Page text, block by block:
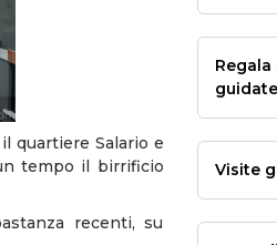
quartiere Salario e
tempo il birrificio
recenti, su
guidate
Visite